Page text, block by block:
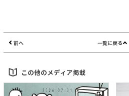
前へ 一覧に戻る
この他のメディア掲載